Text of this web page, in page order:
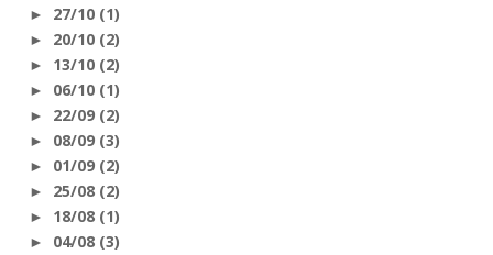
► 27/10 (1)
► 20/10 (2)
► 13/10 (2)
► 06/10 (1)
► 22/09 (2)
► 08/09 (3)
► 01/09 (2)
► 25/08 (2)
► 18/08 (1)
► 04/08 (3)